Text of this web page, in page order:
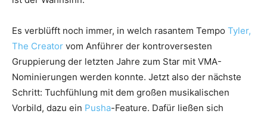
Es verblüfft noch immer, in welch rasantem Tempo Tyler,
The Creator vom Anführer der kontroversesten
Gruppierung der letzten Jahre zum Star mit VMA-
Nominierungen werden konnte. Jetzt also der nächste
Schritt: Tuchfühlung mit dem großen musikalischen
Vorbild, dazu ein Pusha-Feature. Dafür ließen sich